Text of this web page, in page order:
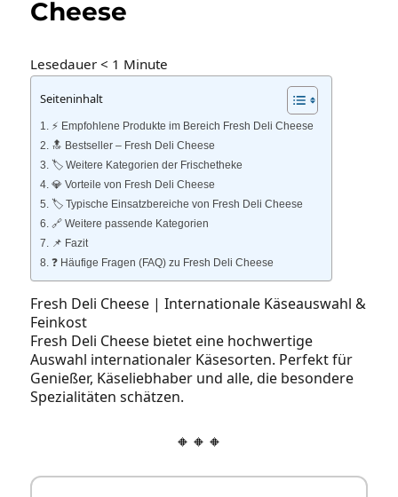
Cheese
Lesedauer < 1 Minute
Seiteninhalt
⚡️ Empfohlene Produkte im Bereich Fresh Deli Cheese
🔝 Bestseller – Fresh Deli Cheese
🏷️ Weitere Kategorien der Frischetheke
💎 Vorteile von Fresh Deli Cheese
🏷️ Typische Einsatzbereiche von Fresh Deli Cheese
🔗 Weitere passende Kategorien
📌 Fazit
❓ Häufige Fragen (FAQ) zu Fresh Deli Cheese
Fresh Deli Cheese | Internationale Käseauswahl &
Feinkost
Fresh Deli Cheese bietet eine hochwertige
Auswahl internationaler Käsesorten. Perfekt für
Genießer, Käseliebhaber und alle, die besondere
Spezialitäten schätzen.
🔸🔸🔸